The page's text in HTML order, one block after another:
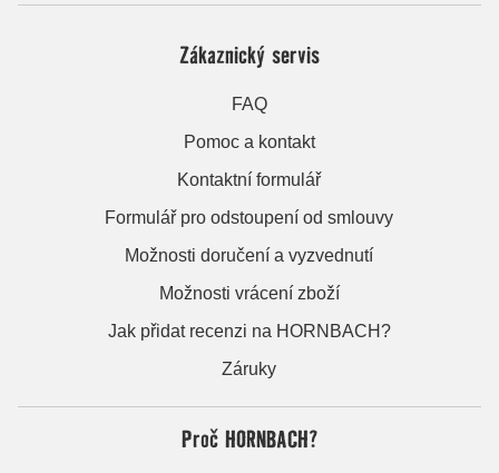
Zákaznický servis
FAQ
Pomoc a kontakt
Kontaktní formulář
Formulář pro odstoupení od smlouvy
Možnosti doručení a vyzvednutí
Možnosti vrácení zboží
Jak přidat recenzi na HORNBACH?
Záruky
Proč HORNBACH?